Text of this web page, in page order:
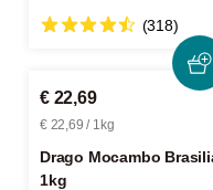
(318)
€ 22,69
€ 22,69 / 1kg
Drago Mocambo
1kg